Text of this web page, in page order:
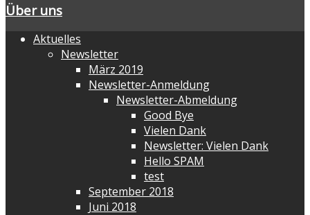
Über uns
Aktuelles
Newsletter
März 2019
Newsletter-Anmeldung
Newsletter-Abmeldung
Good Bye
Vielen Dank
Newsletter: Vielen Dank
Hello SPAM
test
September 2018
Juni 2018